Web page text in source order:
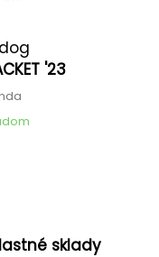
'23
sklady